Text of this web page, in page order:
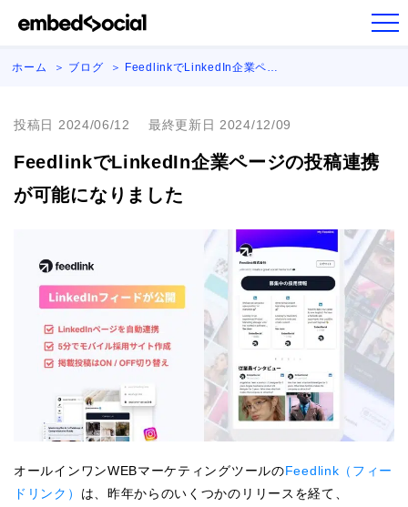
ホーム ブログ FeedlinkでLinkedIn企業ペ…
投稿日 2024/06/12 最終更新日 2024/12/09
FeedlinkでLinkedIn企業ページの投稿連携
が可能になりました
オールインワンWEBマーケティングツールのFeedlink（フィー
ドリンク） は、昨年からのいくつかのリリースを経て、